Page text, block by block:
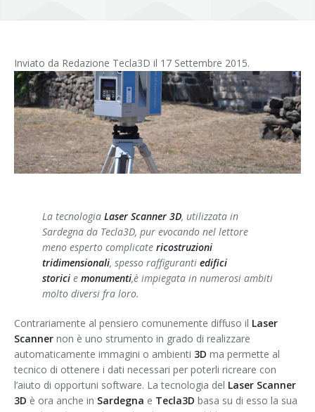
Monitoraggi
Rilievo stato dei luoghi
Impianti industriali e produttivi
Partner
Blog
Contatti
Inviato da Redazione Tecla3D il 17 Settembre 2015.
La tecnologia Laser Scanner 3D, utilizzata in
Sardegna da Tecla3D, pur evocando nel lettore
meno esperto complicate ricostruzioni
tridimensionali, spesso raffiguranti edifici
storici e monumenti,è impiegata in numerosi ambiti
molto diversi fra loro.
Contrariamente al pensiero comunemente diffuso il Laser
Scanner non è uno strumento in grado di realizzare
automaticamente immagini o ambienti 3D ma permette al
tecnico di ottenere i dati necessari per poterli ricreare con
l’aiuto di opportuni software. La tecnologia del Laser Scanner
3D è ora anche in Sardegna e Tecla3D basa su di esso la sua